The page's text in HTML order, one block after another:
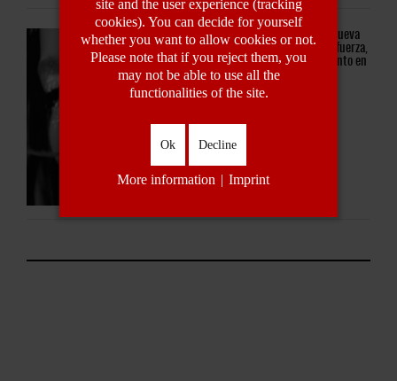
KAROLG conquista una nueva
etapa con "MATADORA": fuerza,
identidad y empoderamiento en
estado puro
site and the user experience (tracking
cookies). You can decide for yourself
whether you want to allow cookies or not.
Please note that if you reject them, you
may not be able to use all the
functionalities of the site.
Ok Decline
More information | Imprint